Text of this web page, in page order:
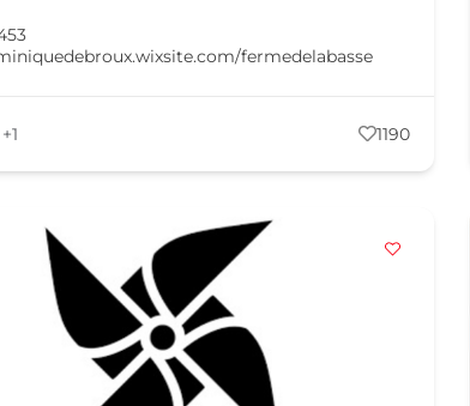
fermedelabasse
+1 1190